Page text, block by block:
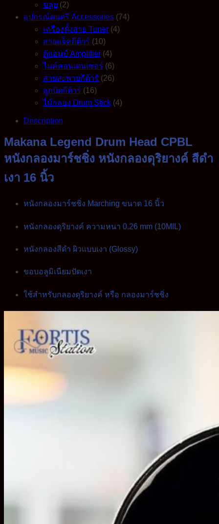
ขลุ่ย (2)
อุปกรณ์ดนตรี Accessories (74)
เครื่องตั้งสาย Tuner (4)
สายแจ็คกีต้าร์ (10)
ตู้แอมป์ Amplifier (4)
ไมค์คอนเดนเซอร์ (6)
สายสะพายกีต้าร์ (26)
ลูกบิดกีต้าร์ (16)
ไม้กลอง Drum Stick (4)
Description
Makana Legend Drum Head CPBL
หนังกลองมาร์ชชิ่ง หนังกลองดุริยางค์ สีดำ
เงา 16 นิ้ว
หนังกลองมาร์ชชิ่ง Marching ขนาด 16 นิ้ว
หนังกลองดุริยางค์ ความหนา 0.26 mm (10MIL)
หนังกลองสีดำ ผิวแบบเงา (Glossy)
ขอบอลูมิเนียมปัดเงา
ใช้สำหรับกลองดุริยางค์ หรือ กลองมาร์ชชิ่ง